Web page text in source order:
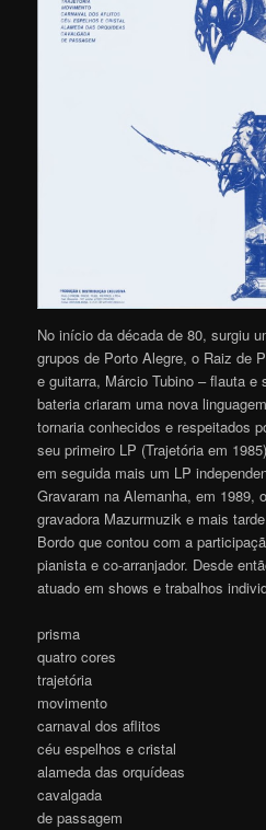
No início da década de 80, surgiu
grupos de Porto Alegre, o Raiz de
e guitarra, Márcio Tubino – flauta e
bateria criaram uma nova
tornaria conhecidos e respeitados
seu primeiro LP (Trajetória em
em seguida mais um LP
Gravaram na Alemanha, em 1989,
gravadora Mazurmuzik e mais
Bordo que contou com a
pianista e co-arranjador. Desde
atuado em shows e trabalhos
prisma
quatro cores
trajetória
movimento
carnaval dos aflitos
céu espelhos e cristal
alameda das orquídeas
cavalgada
de passagem